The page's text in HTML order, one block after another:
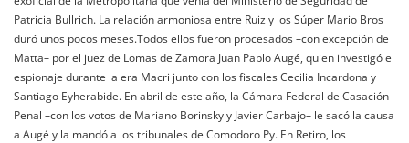
Patricia Bullrich. La relación armoniosa entre Ruiz y los Súper Mario Bros
duró unos pocos meses.Todos ellos fueron procesados –con excepción de
Matta– por el juez de Lomas de Zamora Juan Pablo Augé, quien investigó el
espionaje durante la era Macri junto con los fiscales Cecilia Incardona y
Santiago Eyherabide. En abril de este año, la Cámara Federal de Casación
Penal –con los votos de Mariano Borinsky y Javier Carbajo– le sacó la causa
a Augé y la mandó a los tribunales de Comodoro Py. En Retiro, los